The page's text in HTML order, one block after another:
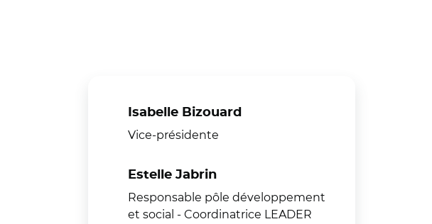
Isabelle Bizouard
Vice-présidente
Estelle Jabrin
Responsable pôle développement
et social - Coordinatrice LEADER